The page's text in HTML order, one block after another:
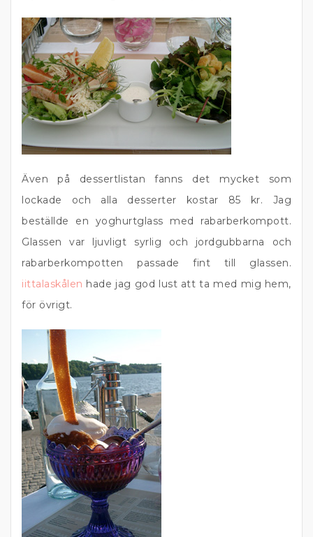
Även på dessertlistan fanns det mycket som
lockade och alla desserter kostar 85 kr. Jag
beställde en yoghurtglass med rabarberkompott.
Glassen var ljuvligt syrlig och jordgubbarna och
rabarberkompotten passade fint till glassen.
iittalaskålen hade jag god lust att ta med mig hem,
för övrigt.